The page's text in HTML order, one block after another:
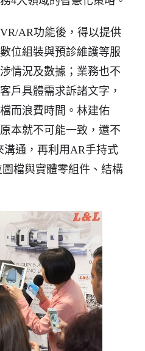
AR功能後，得以提供
位組裝與預診維護等服
情況及數據；業務也不
戶具體需求訴諸文字，
而浪費時間。林建佑
本就不可能一致，還不
通，再利用AR手持式
檔與實體零組件、結構